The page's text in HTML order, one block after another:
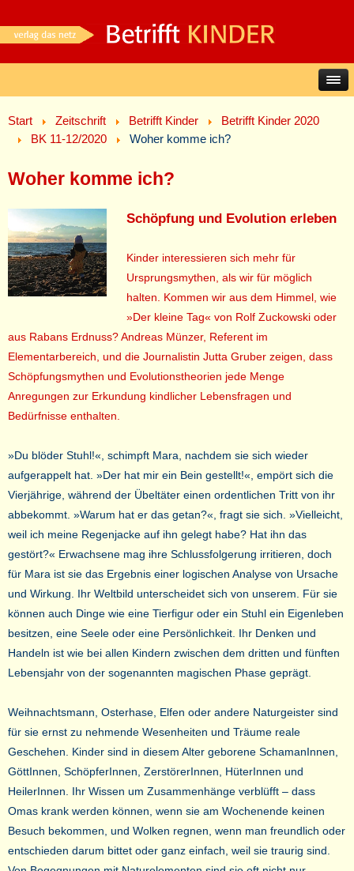
Start Zeitschrift Betrifft Kinder
Betrifft Kinder 2020
BK 11-12/2020
Woher komme ich?
Woher komme ich?
Schöpfung und Evolution erleben
Kinder interessieren sich mehr für
Ursprungsmythen, als wir für möglich
halten. Kommen wir aus dem Himmel, wie
»Der kleine Tag« von Rolf Zuckowski oder
aus Rabans Erdnuss? Andreas Münzer, Referent im
Elementarbereich, und die Journalistin Jutta Gruber zeigen, dass
Schöpfungsmythen und Evolutionstheorien jede Menge
Anregungen zur Erkundung kindlicher Lebensfragen und
Bedürfnisse enthalten.
»Du blöder Stuhl!«, schimpft Mara, nachdem sie sich wieder
aufgerappelt hat. »Der hat mir ein Bein gestellt!«, empört sich die
Vierjährige, während der Übeltäter einen ordentlichen Tritt von ihr
abbekommt. »Warum hat er das getan?«, fragt sie sich. »Vielleicht,
weil ich meine Regenjacke auf ihn gelegt habe? Hat ihn das
gestört?« Erwachsene mag ihre Schlussfolgerung irritieren, doch
für Mara ist sie das Ergebnis einer logischen Analyse von Ursache
und Wirkung. Ihr Weltbild unterscheidet sich von unserem. Für sie
können auch Dinge wie eine Tierfigur oder ein Stuhl ein Eigenleben
besitzen, eine Seele oder eine Persönlichkeit. Ihr Denken und
Handeln ist wie bei allen Kindern zwischen dem dritten und fünften
Lebensjahr von der sogenannten magischen Phase geprägt.
Weihnachtsmann, Osterhase, Elfen oder andere Naturgeister sind
für sie ernst zu nehmende Wesenheiten und Träume reale
Geschehen. Kinder sind in diesem Alter geborene SchamanInnen,
GöttInnen, SchöpferInnen, ZerstörerInnen, HüterInnen und
HeilerInnen. Ihr Wissen um Zusammenhänge verblüfft – dass
Omas krank werden können, wenn sie am Wochenende keinen
Besuch bekommen, und Wolken regnen, wenn man freundlich oder
entschieden darum bittet oder ganz einfach, weil sie traurig sind.